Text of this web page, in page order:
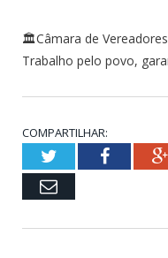
🏛Câmara de
Trabalho pelo povo,
COMPARTILHAR:
TwitterFacebook
Email